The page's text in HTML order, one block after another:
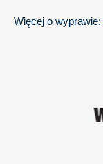
Więcej o wyprawie: